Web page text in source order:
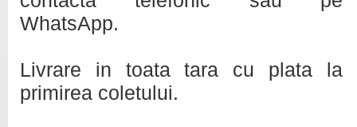
WhatsApp.
Livrare in toata tara cu plata la
primirea coletului.